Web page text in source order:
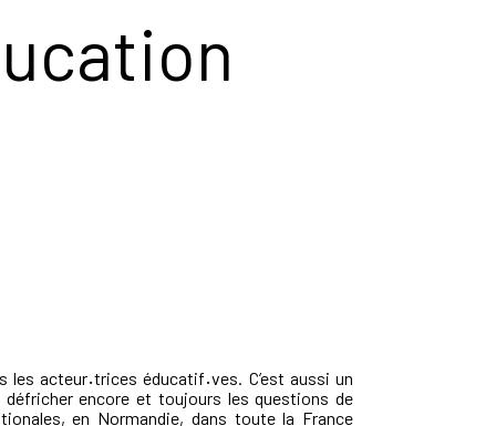
les acteur·trices éducatif·ves. C’est aussi un
encore et toujours les questions de
en Normandie, dans toute la France